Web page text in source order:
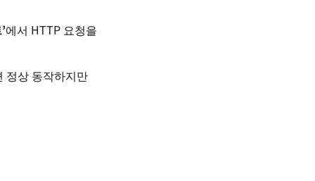
에서 HTTP 요청을
정상 동작하지만